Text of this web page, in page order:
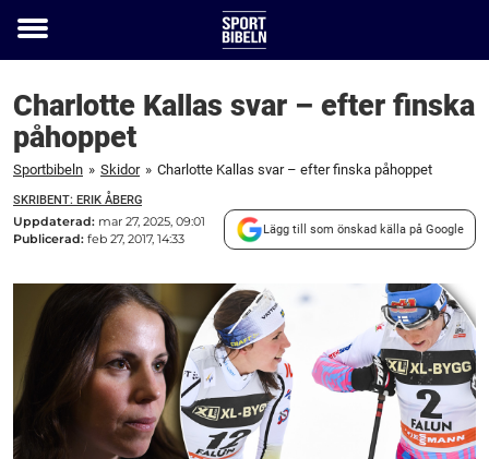
Toggle
Charlotte Kallas svar – efter finska
påhoppet
Sportbibeln » Skidor » Charlotte Kallas svar – efter finska påhoppet
SKRIBENT: ERIK ÅBERG
Uppdaterad: mar 27, 2025, 09:01
Publicerad: feb 27, 2017, 14:33
Lägg till som önskad källa på Google